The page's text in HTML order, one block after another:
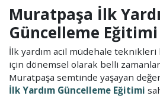
Muratpaşa İlk
Güncelleme Eğitimi
İlk yardım acil müdehale
için dönemsel olarak belli
Muratpaşa semtinde yaşayan
İlk Yardım Güncelleme Eğitimi